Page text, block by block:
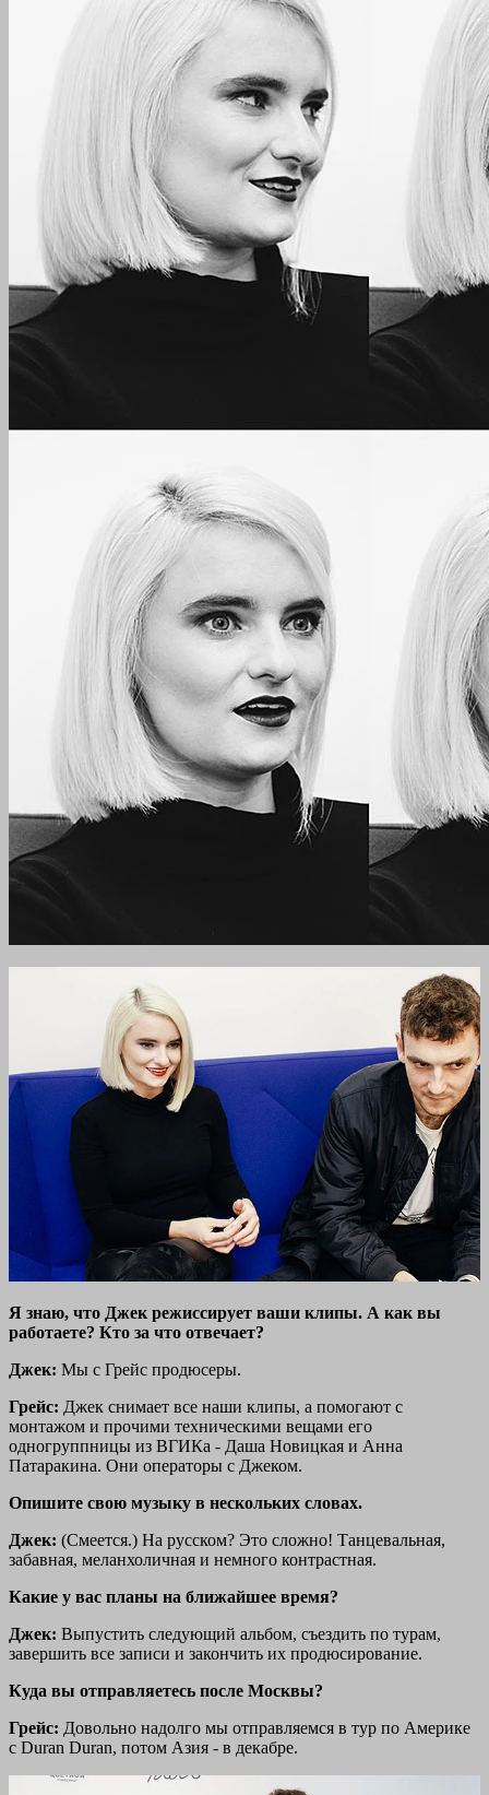
Я знаю, что Джек режиссирует ваши клипы. А как вы
работаете? Кто за что отвечает?
Джек: Мы с Грейс продюсеры.
Грейс: Джек снимает все наши клипы, а помогают с
монтажом и прочими техническими вещами его
одногруппницы из ВГИКа - Даша Новицкая и Анна
Патаракина. Они операторы с Джеком.
Опишите свою музыку в нескольких словах.
Джек: (Смеется.) На русском? Это сложно! Танцевальная,
забавная, меланхоличная и немного контрастная.
Какие у вас планы на ближайшее время?
Джек: Выпустить следующий альбом, съездить по турам,
завершить все записи и закончить их продюсирование.
Куда вы отправляетесь после Москвы?
Грейс: Довольно надолго мы отправляемся в тур по Америке
с Duran Duran, потом Азия - в декабре.